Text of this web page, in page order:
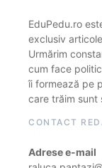
EduPedu.ro
exclusiv
Urmărim
cum face
îi formează pe
care trăim sunt
CONTACT
Adrese e-mail